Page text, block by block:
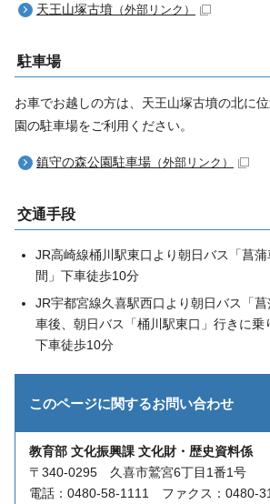
天王山塚古墳 （外部リンク）
駐車場
お車でお越しの方は、天王山塚古墳の北に
園の駐車場をご利用ください。
鎮守の森公園駐車場 （外部リンク）
交通手段
JR高崎線桶川駅東口より朝日バス「菖
間」下車徒歩10分
JR宇都宮線久喜駅西口より朝日バス「
車後、朝日バス「桶川駅東口」行きに乗
下車徒歩10分
このページに関するお問い合わせ
教育部 文化振興課 文化財・歴史資料係
〒340-0295 久喜市鷲宮6丁目1番1号
電話：0480-58-1111 ファクス：0480-